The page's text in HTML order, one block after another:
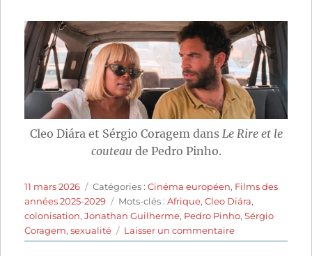
Cleo Diára et Sérgio Coragem dans Le Rire et le
couteau de Pedro Pinho.
Publié
le
11 mars 2026 Catégories
Catégories :Cinéma européen, Films des
années 2025-2029
Étiquettes
Mots-clés :Afrique,Cleo Diára,
colonisation,Jonathan Guilherme, Pedro Pinho,Sérgio
Coragem,sexualité Laisser un commentairesur
Le